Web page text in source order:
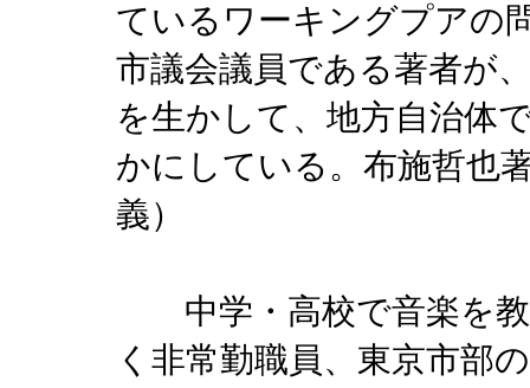
ているワーキングプアの
市議会議員である著者が
を生かして、地方自治体
かにしている。布施哲也
義）
中学・高校で音楽を教
く非常勤職員、東京市部